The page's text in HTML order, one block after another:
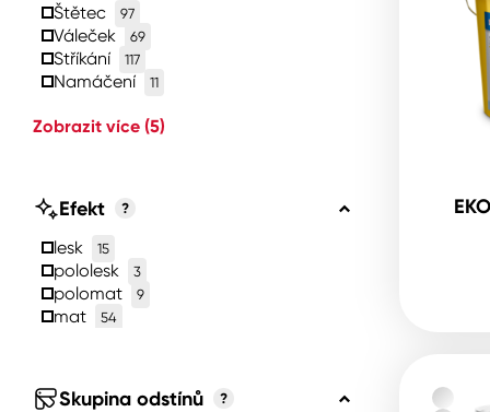
Štětec 97
Váleček 69
Stříkání 117
Namáčení 11
Zobrazit více (5)
Efekt ?
lesk 15
pololesk 3
polomat 9
mat 54
Skupina odstínů ?